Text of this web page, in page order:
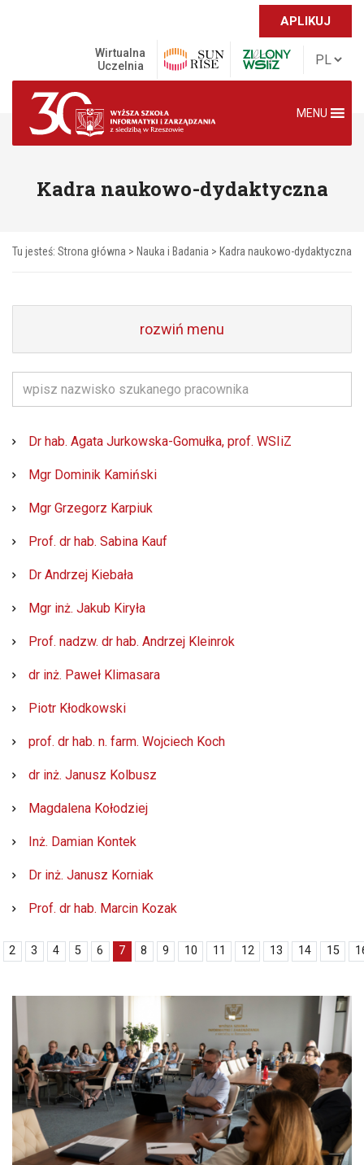
APLIKUJ
Wirtualna
Uczelnia
MENU
Kadra naukowo-dydaktyczna
Tu jesteś: Strona główna > Nauka i Badania > Kadra naukowo-dydaktyczna
rozwiń menu
Dr hab. Agata Jurkowska-Gomułka, prof. WSIiZ
Mgr Dominik Kamiński
Mgr Grzegorz Karpiuk
Prof. dr hab. Sabina Kauf
Dr Andrzej Kiebała
Mgr inż. Jakub Kiryła
Prof. nadzw. dr hab. Andrzej Kleinrok
dr inż. Paweł Klimasara
Piotr Kłodkowski
prof. dr hab. n. farm. Wojciech Koch
dr inż. Janusz Kolbusz
Magdalena Kołodziej
Inż. Damian Kontek
Dr inż. Janusz Korniak
Prof. dr hab. Marcin Kozak
2 3 4 5 6 7 8 9 10 11 12 13 14 15